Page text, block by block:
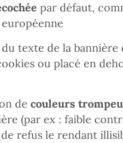
par défaut,
texte de la bannière
ou placé en
de couleurs
(par ex : faible
refus le rendant